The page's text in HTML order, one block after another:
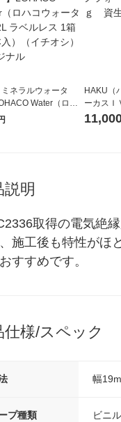
ミネラルウォータ
Water（ロハ
ター）2L ラベルレ
HAKU（
ーカス
堂 おま
説明
取得の電気絶
施工後も特性がほ
すすめです。
仕様/スペック
幅
プ種類 ビニ